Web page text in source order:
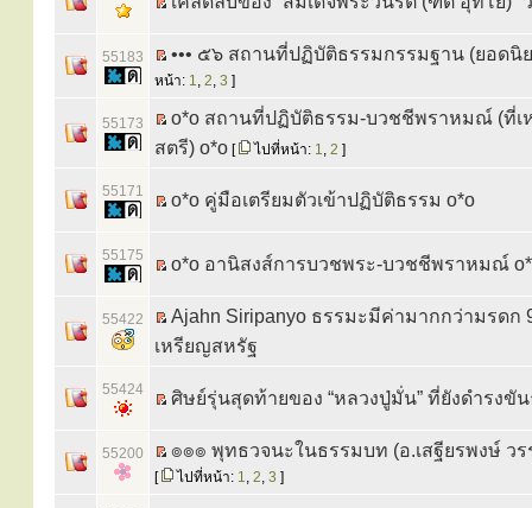
55183 ••• ๕๖ สถานที่ปฏิบัติธรรมกรรมฐาน (ยอดนิย
หน้า: 1, 2, 3 ]
55173
o*o สถานที่ปฏิบัติธรรม-บวชชีพราหมณ์ (ที่เ
สตรี) o*o [ ไปที่หน้า: 1, 2 ]
55171 o*o คู่มือเตรียมตัวเข้าปฏิบัติธรรม o*o
55175 o*o อานิสงส์การบวชพระ-บวชชีพราหมณ์
55422
Ajahn Siripanyo ธรรมะมีค่ามากกว่ามรดก
เหรียญสหรัฐ
55424 ศิษย์รุ่นสุดท้ายของ “หลวงปู่มั่น” ที่ยังดำรงขั
55200 ๏๏๏ พุทธวจนะในธรรมบท (อ.เสฐียรพงษ์ ว
[ ไปที่หน้า: 1, 2, 3 ]